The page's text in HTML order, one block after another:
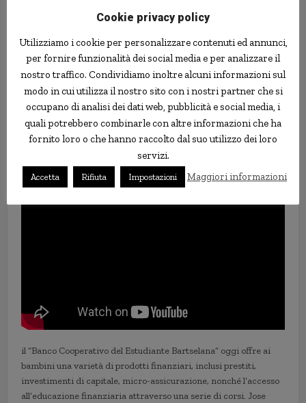
dal suo inizio e oggi conta oltre 2000 clienti tra i 10 ei 18 anni. Il
fondatore ha recentemente raccontato di essere stato
contattato dal Banco de la Nacion peruviano per un’altra joint
venture, e che il l’idea di negoziare con i dirigenti aziendali non
lo spaventa affatto, al contrario.
Non sono intimidito dall’incontro con i dirigenti delle banche
per parlare di affari. Il trattamento è sempre cordiale e, ad
essere onesti, mi sento più a mio agio con le persone adulte
perché capiscono i progetti che sto proponendo loro”, ha detto il
il “Banco Cooperativo del Estudiante Bartselana” oggi offre ai
bambini una varietà di prodotti finanziari, inclusi prestiti,
investimenti di capitale, micro-assicurazione, nonché l’accesso
all’educazione finanziaria attraverso una serie di corsi. Jose
Cookie privacy policy
Utilizziamo i cookie per personalizzare contenuti ed annunci,
per fornire funzionalità dei social media e per analizzare il
nostro traffico. Condividiamo inoltre alcuni informazioni sul
modo in cui utilizza il nostro sito con i nostri partner che si
occupano di analisi dei dati web, pubblicità e social media, i
quali potrebbero combinarle con altre informazioni che ha
fornito loro o che hanno raccolto dal suo utilizzo dei loro
servizi.
Accetta Rifiuta Impostazioni Maggiori informazioni